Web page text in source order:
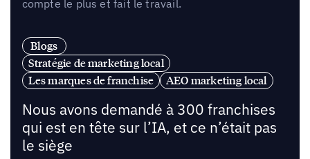
compte le plus et fait le travail.
Blogs
Stratégie de marketing local
Les marques de franchise
AEO marketing local
Nous avons demandé à 300 franchises
qui est en tête sur l’IA, et ce n’était pas
le siège